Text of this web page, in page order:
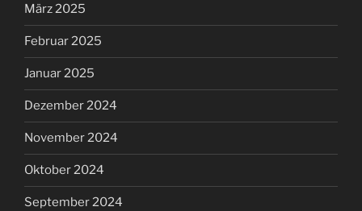
März 2025
Februar 2025
Januar 2025
Dezember 2024
November 2024
Oktober 2024
September 2024